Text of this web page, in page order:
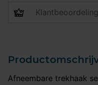
Klantbeoordeling
Afneembare trekhaak